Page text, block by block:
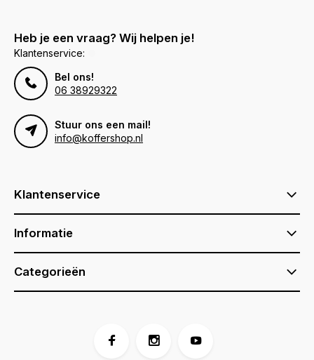
Heb je een vraag? Wij helpen je!
Klantenservice:
Bel ons!
06 38929322
Stuur ons een mail!
info@koffershop.nl
Klantenservice
Informatie
Categorieën